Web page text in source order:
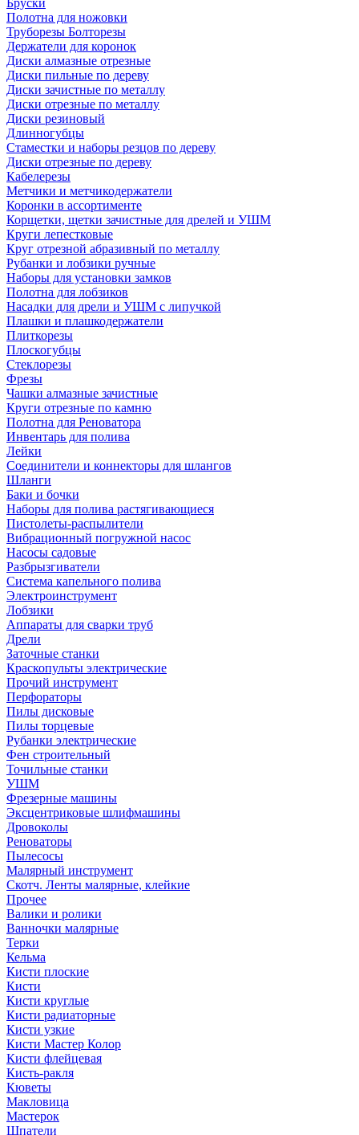
Бруски
Полотна для ножовки
Труборезы Болторезы
Держатели для коронок
Диски алмазные отрезные
Диски пильные по дереву
Диски зачистные по металлу
Диски отрезные по металлу
Диски резиновый
Длинногубцы
Стаместки и наборы резцов по дереву
Диски отрезные по дереву
Кабелерезы
Метчики и метчикодержатели
Коронки в ассортименте
Корщетки, щетки зачистные для дрелей и УШМ
Круги лепестковые
Круг отрезной абразивный по металлу
Рубанки и лобзики ручные
Наборы для установки замков
Полотна для лобзиков
Насадки для дрели и УШМ с липучкой
Плашки и плашкодержатели
Плиткорезы
Плоскогубцы
Стеклорезы
Фрезы
Чашки алмазные зачистные
Круги отрезные по камню
Полотна для Реноватора
Инвентарь для полива
Лейки
Соединители и коннекторы для шлангов
Шланги
Баки и бочки
Наборы для полива растягивающиеся
Пистолеты-распылители
Вибрационный погружной насос
Насосы садовые
Разбрызгиватели
Система капельного полива
Электроинструмент
Лобзики
Аппараты для сварки труб
Дрели
Заточные станки
Краскопульты электрические
Прочий инструмент
Перфораторы
Пилы дисковые
Пилы торцевые
Рубанки электрические
Фен строительный
Точильные станки
УШМ
Фрезерные машины
Эксцентриковые шлифмашины
Дровоколы
Реноваторы
Пылесосы
Малярный инструмент
Скотч. Ленты малярные, клейкие
Прочее
Валики и ролики
Ванночки малярные
Терки
Кельма
Кисти плоские
Кисти
Кисти круглые
Кисти радиаторные
Кисти узкие
Кисти Мастер Колор
Кисти флейцевая
Кисть-ракля
Кюветы
Макловица
Мастерок
Шпатели